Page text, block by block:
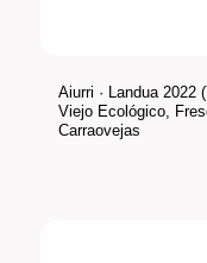
Aiurri · Landua 2022
Viejo Ecológico,
Carraovejas